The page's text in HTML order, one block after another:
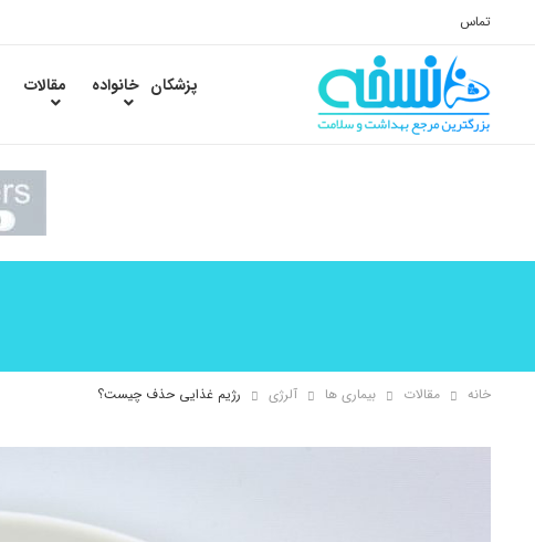
تماس
پزشکان خانواده مقالات
خانه مقالات بیماری ها آلرژی رژیم غذایی حذف چیست؟